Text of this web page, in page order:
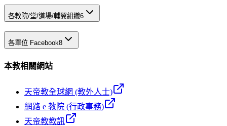
各教院/堂/道場/輔翼組織6
各單位 Facebook8
本教相關網站
天帝教全球網 (教外人士)
網路 e 教院 (行政事務)
天帝教教訊